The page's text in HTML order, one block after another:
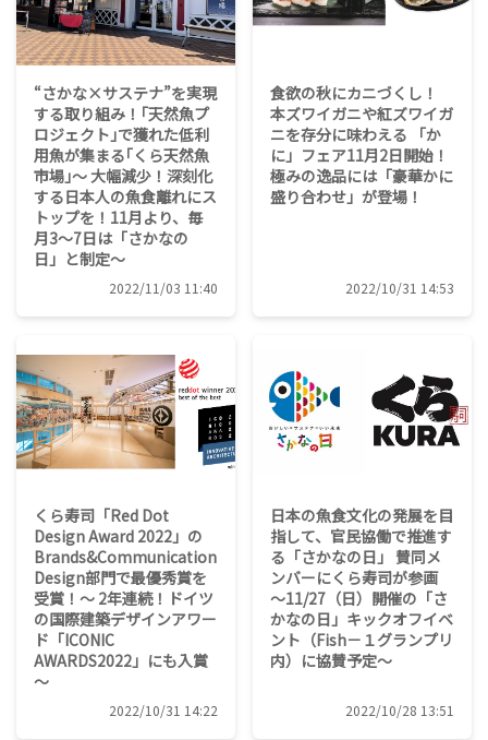
“さかな×サステナ”を実現
する取り組み！｢天然魚プ
ロジェクト｣で獲れた低利
用魚が集まる｢くら天然魚
市場｣～ 大幅減少！深刻化
する日本人の魚食離れにス
トップを！11月より、毎
月3〜7日は「さかなの
日」と制定～
2022/11/03 11:40
食欲の秋にカニづくし！
本ズワイガニや紅ズワイガ
ニを存分に味わえる 「か
に」フェア11月2日開始！
極みの逸品には「豪華かに
盛り合わせ」が登場！
2022/10/31 14:53
くら寿司「Red Dot
Design Award 2022」の
Brands&Communication
Design部門で最優秀賞を
受賞！～ 2年連続！ドイツ
の国際建築デザインアワー
ド「ICONIC
AWARDS2022」にも入賞
～
2022/10/31 14:22
日本の魚食文化の発展を目
指して、官民協働で推進す
る「さかなの日」 賛同メ
ンバーにくら寿司が参画
～11/27（日）開催の「さ
かなの日」キックオフイベ
ント（Fish－１グランプリ
内）に協賛予定～
2022/10/28 13:51